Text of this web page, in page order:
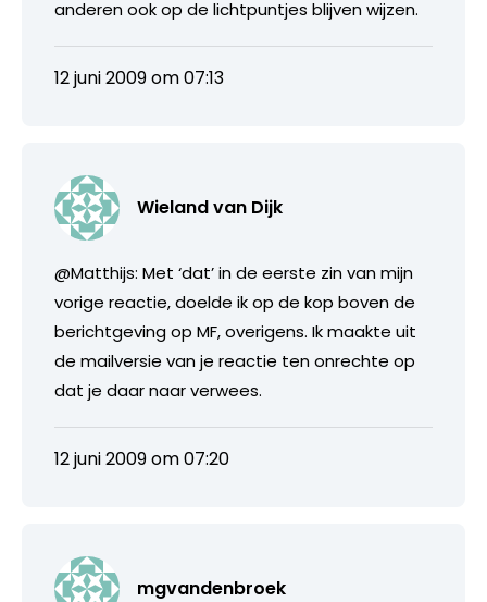
anderen ook op de lichtpuntjes blijven wijzen.
12 juni 2009 om 07:13
Wieland van Dijk
@Matthijs: Met ‘dat’ in de eerste zin van mijn
vorige reactie, doelde ik op de kop boven de
berichtgeving op MF, overigens. Ik maakte uit
de mailversie van je reactie ten onrechte op
dat je daar naar verwees.
12 juni 2009 om 07:20
mgvandenbroek